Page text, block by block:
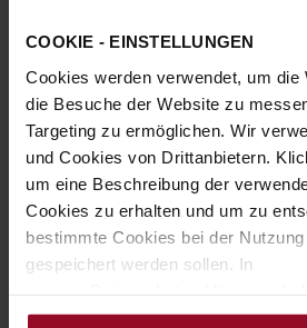
COOKIE - EINSTELLUNGEN
Cookies werden verwendet, um die
die Besuche der Website zu
Targeting zu ermöglichen. Wir
und Cookies von Drittanbietern.
um eine Beschreibung der
Cookies zu erhalten und um zu
bestimmte Cookies bei der
gespeichert werden sollen. In
Informationen.
Sign In
Forgot Your Password?
New Customers
Creating an account has many
more than one address, track orders
Create an